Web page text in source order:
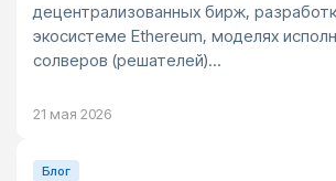
децентрализованных бирж,
экосистеме Ethereum, моделях
солверов (решателей)...
21 мая 2026
Блог